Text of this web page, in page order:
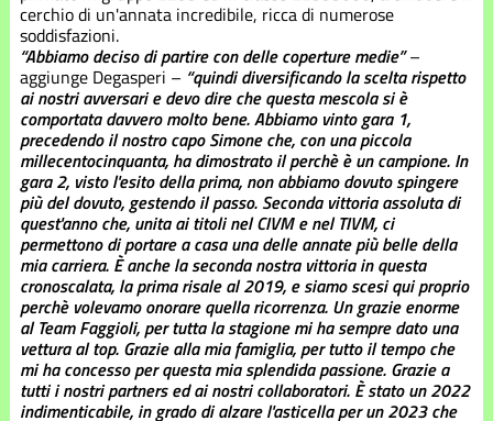
cerchio di un'annata incredibile, ricca di numerose
soddisfazioni.
“Abbiamo deciso di partire con delle coperture medie”–
aggiunge Degasperi – “quindi diversificando la scelta rispetto
ai nostri avversari e devo dire che questa mescola si è
comportata davvero molto bene. Abbiamo vinto gara 1,
precedendo il nostro capo Simone che, con una piccola
millecentocinquanta, ha dimostrato il perchè è un campione. In
gara 2, visto l'esito della prima, non abbiamo dovuto spingere
più del dovuto, gestendo il passo. Seconda vittoria assoluta di
quest'anno che, unita ai titoli nel CIVM e nel TIVM, ci
permettono di portare a casa una delle annate più belle della
mia carriera. È anche la seconda nostra vittoria in questa
cronoscalata, la prima risale al 2019, e siamo scesi qui proprio
perchè volevamo onorare quella ricorrenza. Un grazie enorme
al Team Faggioli, per tutta la stagione mi ha sempre dato una
vettura al top. Grazie alla mia famiglia, per tutto il tempo che
mi ha concesso per questa mia splendida passione. Grazie a
tutti i nostri partners ed ai nostri collaboratori. È stato un 2022
indimenticabile, in grado di alzare l'asticella per un 2023 che